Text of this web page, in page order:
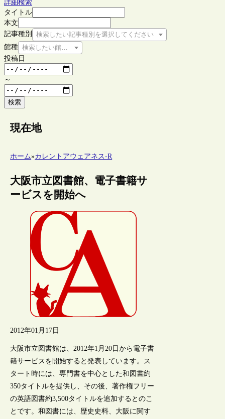
詳細検索
タイトル
本文
記事種別
検索したい記事種別を選択してください
館種 検索したい館種を選択してください
投稿日
～
検索
現在地
ホーム»カレントアウェアネス-R
大阪市立図書館、電子書籍サ
ービスを開始へ
2012年01月17日
大阪市立図書館は、2012年1月20日から電子書
籍サービスを開始すると発表しています。ス
タート時には、専門書を中心とした和図書約
350タイトルを提供し、その後、著作権フリー
の英語図書約3,500タイトルを追加するとのこ
とです。和図書には、歴史史料、大阪に関す